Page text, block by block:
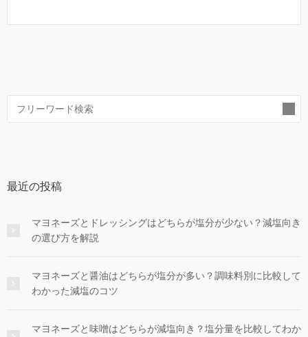
最近の投稿
マヨネーズとドレッシングはどちらが塩分が少ない？減塩向き
の選び方を解説
マヨネーズと醤油はどちらが塩分が多い？調味料別に比較して
わかった減塩のコツ
マヨネーズと味噌はどちらが減塩向き？塩分量を比較してわか